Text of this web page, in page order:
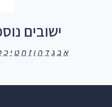
ישובים
א ב ג ד ה ו ז ח ט י כ